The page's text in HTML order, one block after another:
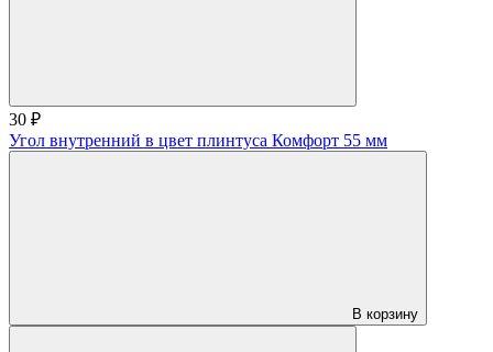
30 ₽
Угол внутренний в цвет плинтуса Комфорт 55 мм
В корзину